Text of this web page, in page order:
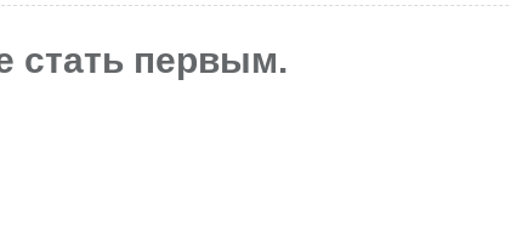
стать первым.